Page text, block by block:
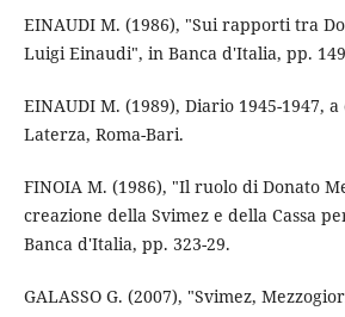
EINAUDI M. (1986), "Sui rapporti tra
Luigi Einaudi", in Banca d'Italia, pp.
EINAUDI M. (1989), Diario 1945-1947,
Laterza, Roma-Bari.
FINOIA M. (1986), "Il ruolo di Donato
creazione della Svimez e della Cassa
Banca d'Italia, pp. 323-29.
GALASSO G. (2007), "Svimez,